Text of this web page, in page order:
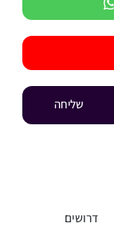
שליחה
דרושים